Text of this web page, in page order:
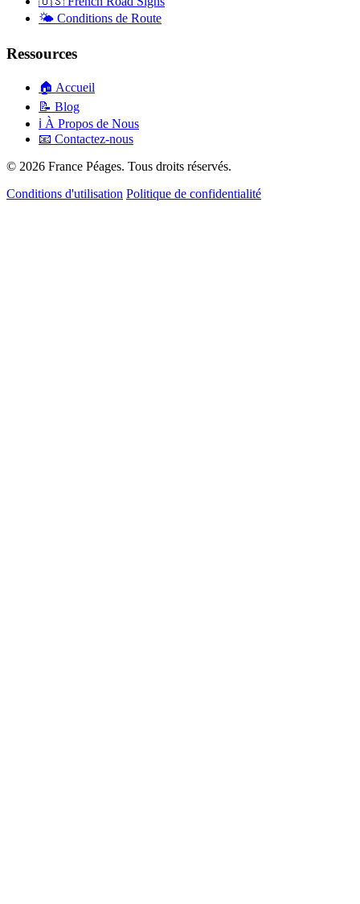
🌤️ Conditions de Route
Ressources
🏠 Accueil
📝 Blog
ℹ️ À Propos de Nous
📧 Contactez-nous
© 2026 France Péages. Tous droits réservés.
Conditions d'utilisation Politique de confidentialité